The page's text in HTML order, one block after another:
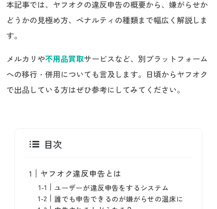
本記事では、ヤフオクの違反申告の概要から、嫌がらせか
どうかの見極め方、ペナルティの種類まで幅広く解説しま
す。
メルカリや不用品買取サービスなど、別プラットフォーム
への移行・併用についても言及します。日頃からヤフオク
で出品している方はぜひ参考にしてみてください。
目次
ヤフオク違反申告とは
ユーザーが違反申告をするシステム
誰でも申告できるのが嫌がらせの温床に